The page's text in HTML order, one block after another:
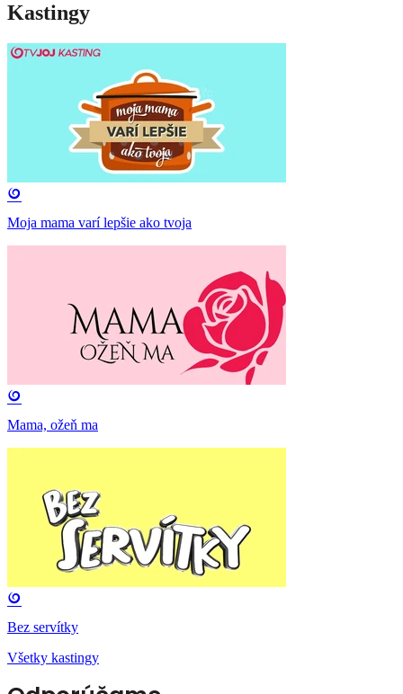
Kastingy
Moja mama varí lepšie ako tvoja
Mama, ožeň ma
Bez servítky
Všetky kastingy